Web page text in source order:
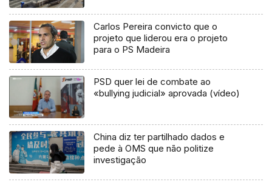
Carlos Pereira convicto que o
projeto que liderou era o projeto
para o PS Madeira
PSD quer lei de combate ao
«bullying judicial» aprovada (vídeo)
China diz ter partilhado dados e
pede à OMS que não politize
investigação